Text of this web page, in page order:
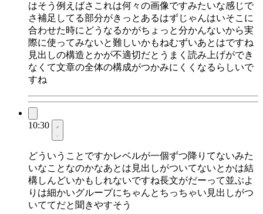
はそう例えばさこれは何々の画像ですみたいな感じで
さ補足してる部分がきっとあるはずじゃんはいそこに
合わせた時にどうなるかがちょっと分かんないから実
際に使ってみないと難しいかもねむずいあとはですね
見出しの構造とかが不適切だとうまく読み上げができ
なくて文章の全体の構成がつかみにくくなるらしいで
すね
10:30
どういうことですかレベルが一個ずつ降りてないみた
いなことなのかなあとは見出しがついてないとかは結
構しんどいかもしれないですね長文がだーって並ぶよ
りは細かいグループにちゃんとちっちゃい見出しがつ
いててだと聞きやすそう